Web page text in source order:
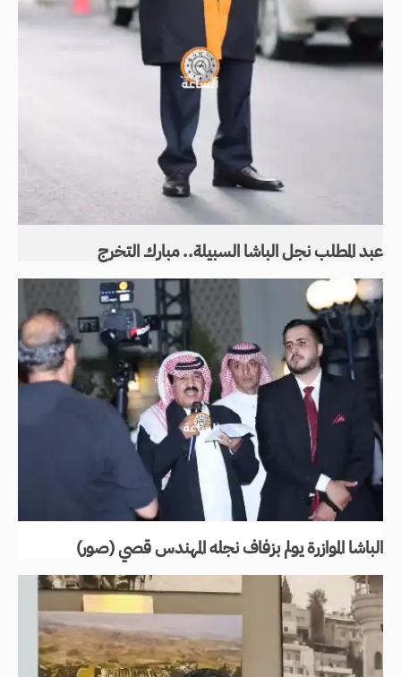
عبد المطلب نجل الباشا السبيلة.. مبارك التخرج
الباشا الموازرة يولم بزفاف نجله المهندس قصي (صور)